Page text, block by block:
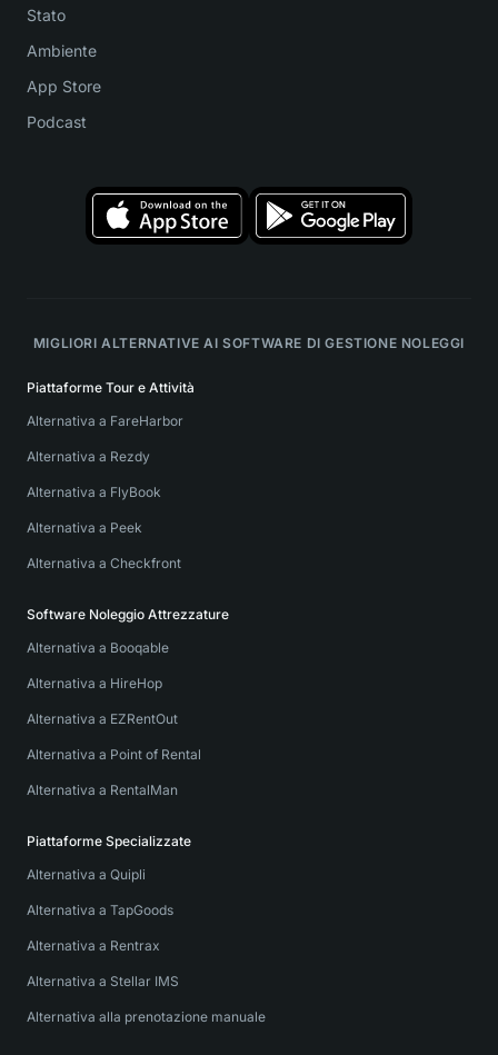
Stato
Ambiente
App Store
Podcast
MIGLIORI ALTERNATIVE AI SOFTWARE DI GESTIONE NOLEGGI
Piattaforme Tour e Attività
Alternativa a FareHarbor
Alternativa a Rezdy
Alternativa a FlyBook
Alternativa a Peek
Alternativa a Checkfront
Software Noleggio Attrezzature
Alternativa a Booqable
Alternativa a HireHop
Alternativa a EZRentOut
Alternativa a Point of Rental
Alternativa a RentalMan
Piattaforme Specializzate
Alternativa a Quipli
Alternativa a TapGoods
Alternativa a Rentrax
Alternativa a Stellar IMS
Alternativa alla prenotazione manuale